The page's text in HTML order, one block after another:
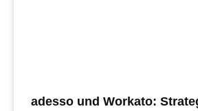
adesso und Workato: